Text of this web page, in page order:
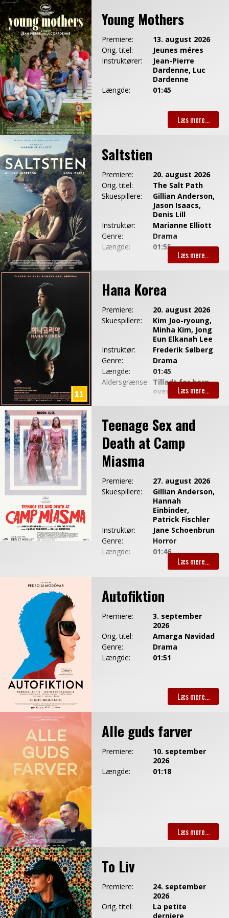
Young Mothers
Premiere:
13. august 2026
Orig. titel:
Jeunes méres
Instruktører:
Jean-Pierre
Dardenne, Luc
Dardenne
Længde:
01:45
Saltstien
Premiere:
20. august 2026
Orig. titel:
The Salt Path
Skuespillere:
Gillian Anderson,
Jason Isaacs,
Denis Lill
Instruktør:
Marianne Elliott
Genre:
Drama
Længde:
01:55
Hana Korea
Premiere:
20. august 2026
Skuespillere:
Kim Joo-ryoung,
Minha Kim, Jong
Eun Elkanah Lee
Instruktør:
Frederik Sølberg
Genre:
Drama
Længde:
01:45
Aldersgrænse: Tilladt for børn
over 11 år
Teenage Sex and
Death at Camp
Miasma
Premiere:
27. august 2026
Skuespillere:
Gillian Anderson,
Hannah
Einbinder,
Patrick Fischler
Instruktør:
Jane Schoenbrun
Genre:
Horror
Længde:
01:46
Autofiktion
Premiere:
3. september
2026
Orig. titel:
Amarga Navidad
Genre:
Drama
Længde:
01:51
Alle guds farver
Premiere:
10. september
2026
Længde:
01:18
To Liv
Premiere:
24. september
2026
Orig. titel:
La petite
derniere